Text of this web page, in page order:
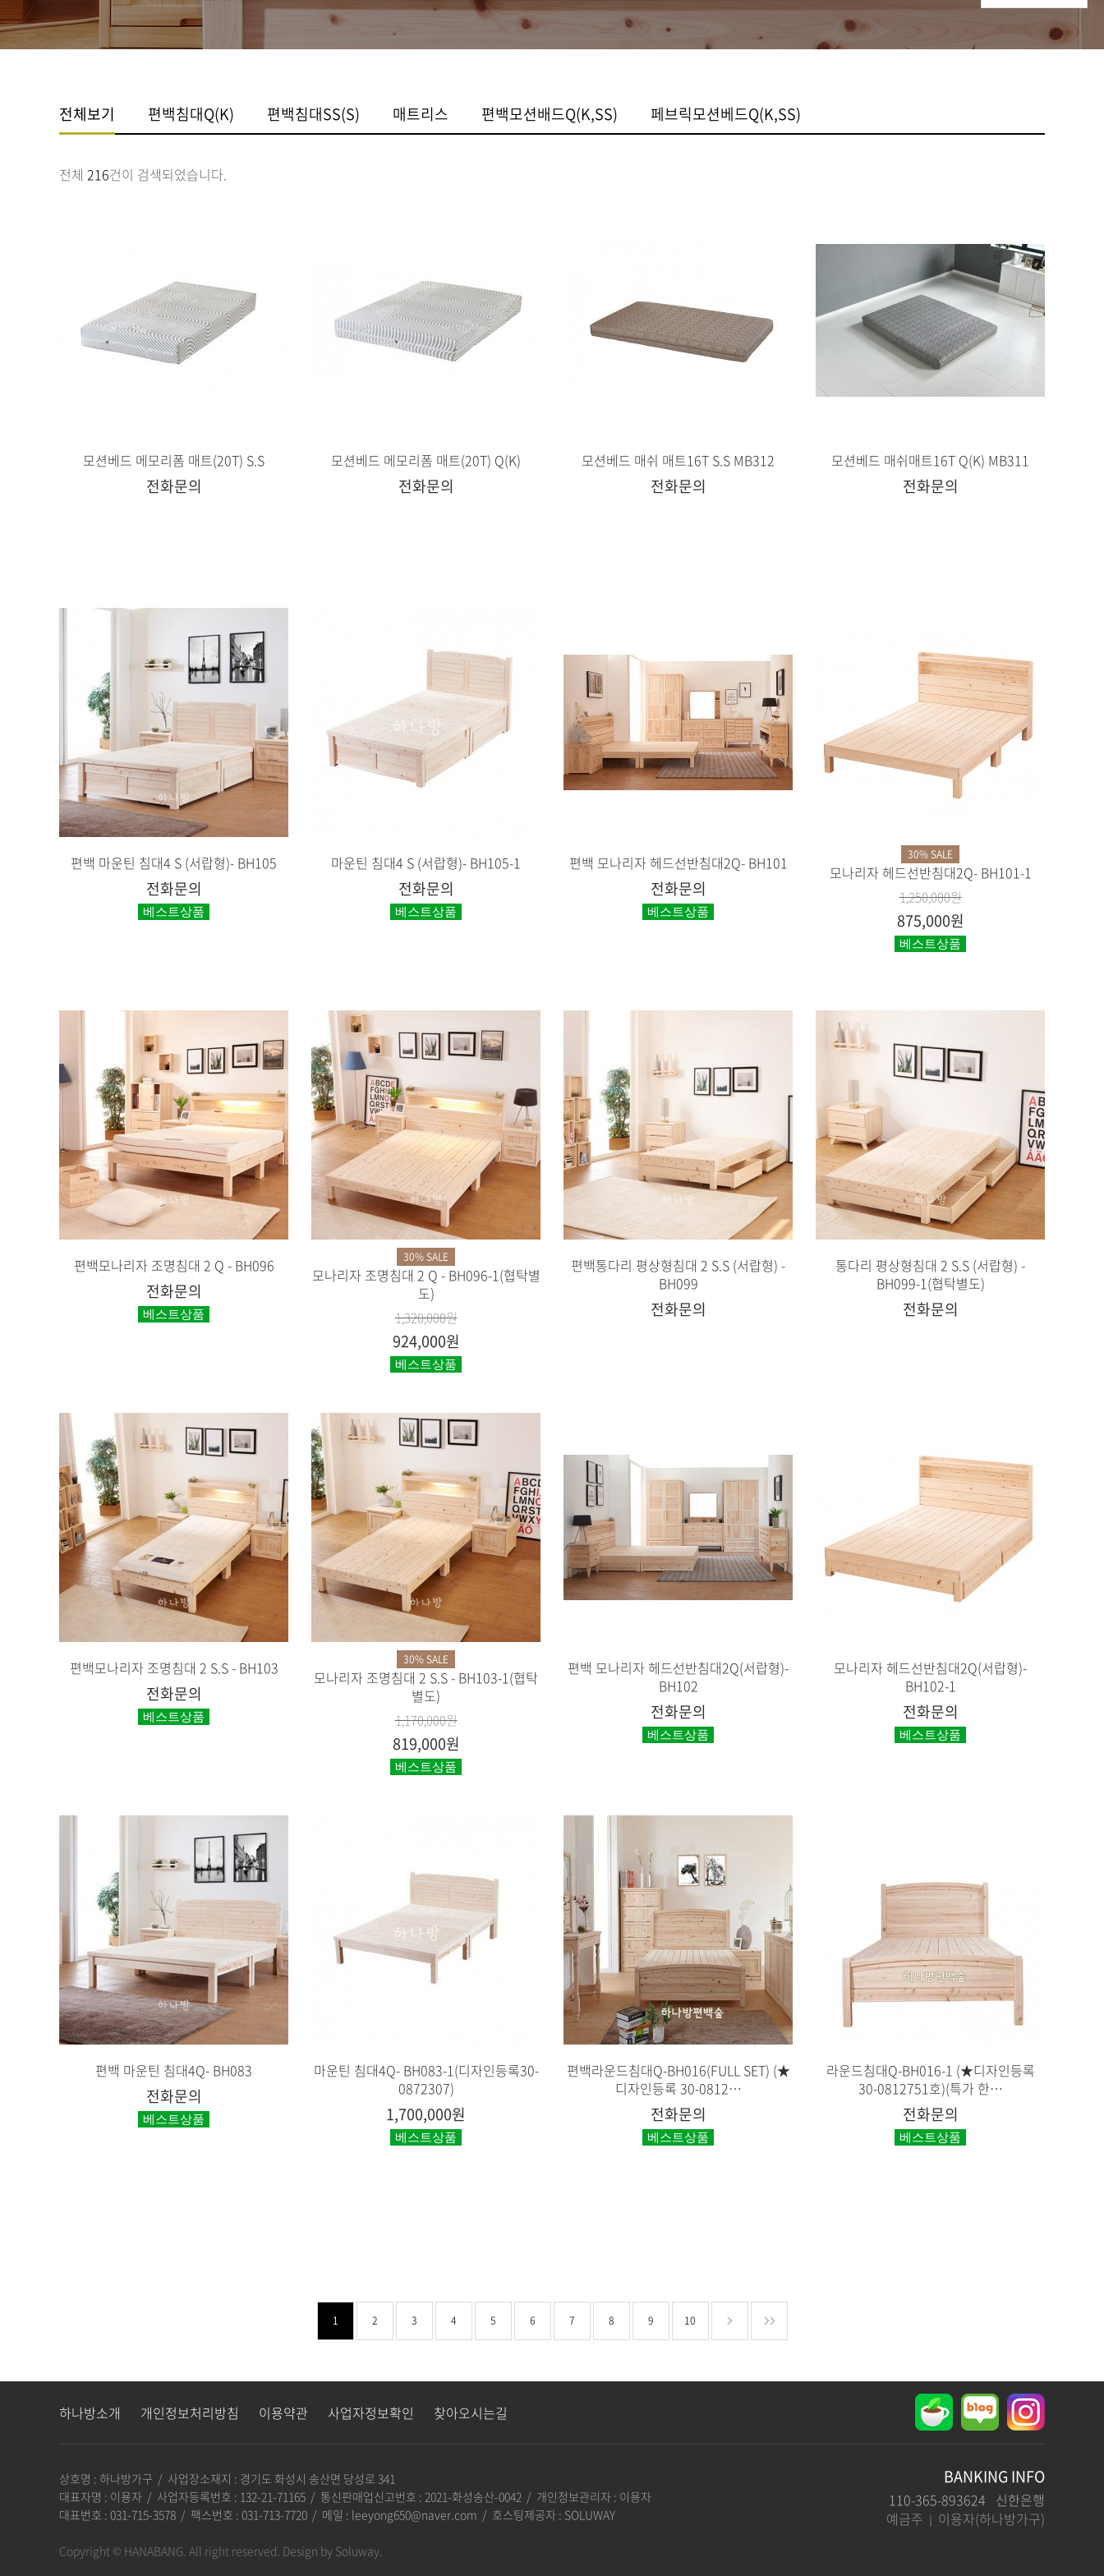
전체보기 편백침대Q(K) 편백침대SS(S) 매트리스 편백모션배드Q(K,SS) 페브릭모션베드Q(K,SS)
전체 216건이 검색되었습니다.
모션베드 메모리폼 매트(20T) S.S
전화문의
모션베드 메모리폼 매트(20T) Q(K)
전화문의
모션베드 매쉬 매트16T S.S MB312
전화문의
모션베드 매쉬매트16T Q(K) MB311
전화문의
편백 마운틴 침대4 S (서랍형)- BH105
전화문의
베스트상품
마운틴 침대4 S (서랍형)- BH105-1
전화문의
베스트상품
편백 모나리자 헤드선반침대2Q- BH101
전화문의
베스트상품
30% SALE
모나리자 헤드선반침대2Q- BH101-1
1,250,000원
875,000원
베스트상품
편백모나리자 조명침대 2 Q - BH096
전화문의
베스트상품
30% SALE
모나리자 조명침대 2 Q - BH096-1(협탁별
도)
1,320,000원
924,000원
베스트상품
편백통다리 평상형침대 2 S.S (서랍형) -
BH099
전화문의
통다리 평상형침대 2 S.S (서랍형) -
BH099-1(협탁별도)
전화문의
편백모나리자 조명침대 2 S.S - BH103
전화문의
베스트상품
30% SALE
모나리자 조명침대 2 S.S - BH103-1(협탁
별도)
1,170,000원
819,000원
베스트상품
편백 모나리자 헤드선반침대2Q(서랍형)-
BH102
전화문의
베스트상품
모나리자 헤드선반침대2Q(서랍형)-
BH102-1
전화문의
베스트상품
편백 마운틴 침대4Q- BH083
전화문의
베스트상품
마운틴 침대4Q- BH083-1(디자인등록30-
0872307)
1,700,000원
베스트상품
편백라운드침대Q-BH016(FULL SET) (★
디자인등록 30-0812…
전화문의
베스트상품
라운드침대Q-BH016-1 (★디자인등록
30-0812751호)(특가 한…
전화문의
베스트상품
1 2 3 4 5 6 7 8 9 10
하나방소개 개인정보처리방침 이용약관 사업자정보확인 찾아오시는길
상호명 : 하나방가구 / 사업장소재지 : 경기도 화성시 송산면 당성로 341
대표자명 : 이용자 / 사업자등록번호 : 132-21-71165 / 통신판매업신고번호 : 2021-화성송산-0042 / 개인정보관리자 : 이용자
대표번호 : 031-715-3578 / 팩스번호 : 031-713-7720 / 메일 : leeyong650@naver.com / 호스팅제공자 : SOLUWAY
Copyright © HANABANG. All right reserved. Design by Soluway.
BANKING INFO
110-365-893624 신한은행
예금주
이용자(하나방가구)